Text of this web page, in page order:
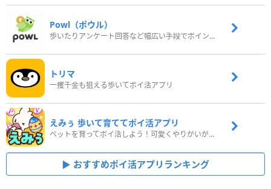
Powl（ポウル）
歩いたりアンケート回答など幅広い手段でポイントをゲット
トリマ
一攫千金も狙える歩いてポイ活アプリ
えみぅ 歩いて育ててポイ活アプリ
ペットを育ってポイ活しよう！可愛くやりがいがある新感覚アプリ
おすすめポイ活アプリランキング